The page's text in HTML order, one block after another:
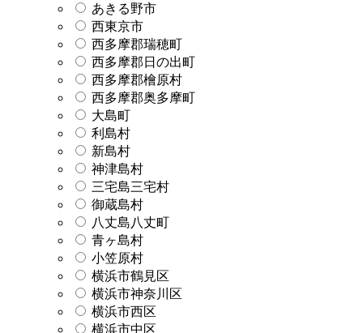
あきる野市
西東京市
西多摩郡瑞穂町
西多摩郡日の出町
西多摩郡檜原村
西多摩郡奥多摩町
大島町
利島村
新島村
神津島村
三宅島三宅村
御蔵島村
八丈島八丈町
青ヶ島村
小笠原村
横浜市鶴見区
横浜市神奈川区
横浜市西区
横浜市中区